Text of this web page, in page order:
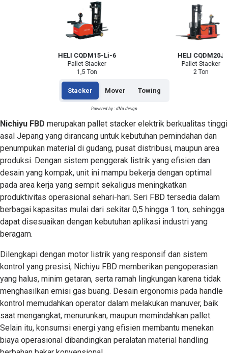
HELI CQDM15-Li-6
Pallet Stacker
1,5 Ton
HELI CQDM20J
Pallet Stacker
2 Ton
Stacker Mover Towing
Powered by : dNo design
Nichiyu FBD merupakan pallet stacker elektrik berkualitas tinggi
asal Jepang yang dirancang untuk kebutuhan pemindahan dan
penumpukan material di gudang, pusat distribusi, maupun area
produksi. Dengan sistem penggerak listrik yang efisien dan
desain yang kompak, unit ini mampu bekerja dengan optimal
pada area kerja yang sempit sekaligus meningkatkan
produktivitas operasional sehari-hari. Seri FBD tersedia dalam
berbagai kapasitas mulai dari sekitar 0,5 hingga 1 ton, sehingga
dapat disesuaikan dengan kebutuhan aplikasi industri yang
beragam.
Dilengkapi dengan motor listrik yang responsif dan sistem
kontrol yang presisi, Nichiyu FBD memberikan pengoperasian
yang halus, minim getaran, serta ramah lingkungan karena tidak
menghasilkan emisi gas buang. Desain ergonomis pada handle
kontrol memudahkan operator dalam melakukan manuver, baik
saat mengangkat, menurunkan, maupun memindahkan pallet.
Selain itu, konsumsi energi yang efisien membantu menekan
biaya operasional dibandingkan peralatan material handling